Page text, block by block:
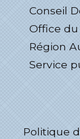
Conseil
Office
Région
Service
Politique